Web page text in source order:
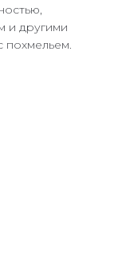
и другими
похмельем.